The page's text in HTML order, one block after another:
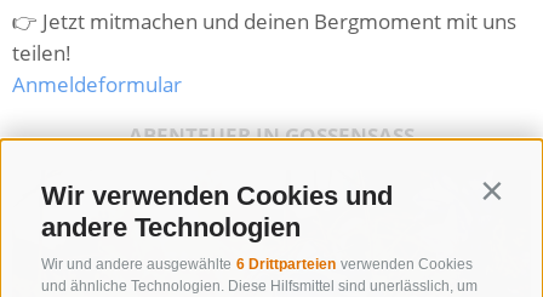
Wir verwenden Cookies und
andere Technologien
Wir und andere ausgewählte 6 Drittparteien verwenden Cookies
und ähnliche Technologien. Diese Hilfsmittel sind unerlässlich, um
👉 Jetzt mitmachen und deinen Bergmoment mit uns
teilen!
Anmeldeformular
ABENTEUER IN GOSSENSASS